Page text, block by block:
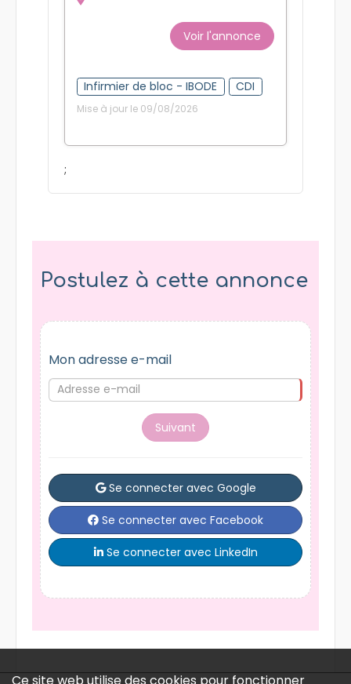
Voir l'annonce
Infirmier de bloc - IBODE CDI
Mise à jour le 09/08/2026
;
Postulez à cette annonce
Mon adresse e-mail
Suivant
Se connecter avec Google
Se connecter avec Facebook
Se connecter avec LinkedIn